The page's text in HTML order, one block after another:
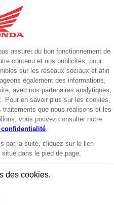
que vous repartez.
moins de bruit et
via l’application Honda
prendre en main, la CB125F
du quotidien